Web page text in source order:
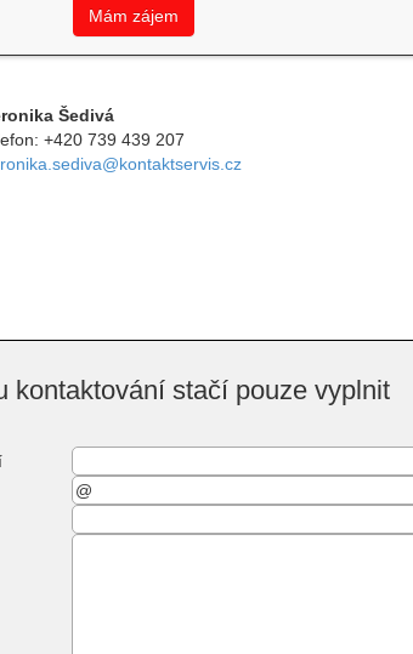
Mám zájem
Šedivá
+420 739 439 207
kontaktování stačí pouze vyplnit